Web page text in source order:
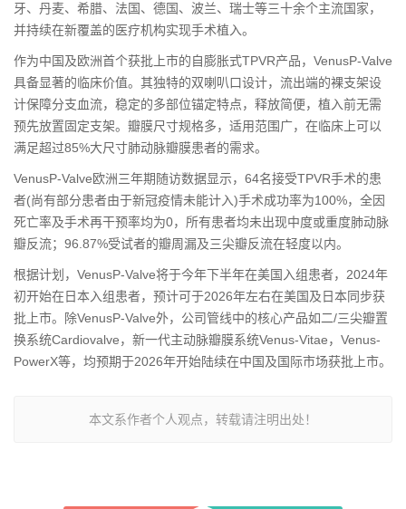
牙、丹麦、希腊、法国、德国、波兰、瑞士等三十余个主流国家，
并持续在新覆盖的医疗机构实现手术植入。
作为中国及欧洲首个获批上市的自膨胀式TPVR产品，VenusP-Valve
具备显著的临床价值。其独特的双喇叭口设计，流出端的裸支架设
计保障分支血流，稳定的多部位锚定特点，释放简便，植入前无需
预先放置固定支架。瓣膜尺寸规格多，适用范围广，在临床上可以
满足超过85%大尺寸肺动脉瓣膜患者的需求。
VenusP-Valve欧洲三年期随访数据显示，64名接受TPVR手术的患
者(尚有部分患者由于新冠疫情未能计入)手术成功率为100%，全因
死亡率及手术再干预率均为0，所有患者均未出现中度或重度肺动脉
瓣反流；96.87%受试者的瓣周漏及三尖瓣反流在轻度以内。
根据计划，VenusP-Valve将于今年下半年在美国入组患者，2024年
初开始在日本入组患者，预计可于2026年左右在美国及日本同步获
批上市。除VenusP-Valve外，公司管线中的核心产品如二/三尖瓣置
换系统Cardiovalve，新一代主动脉瓣膜系统Venus-Vitae，Venus-
PowerX等，均预期于2026年开始陆续在中国及国际市场获批上市。
本文系作者个人观点，转载请注明出处！